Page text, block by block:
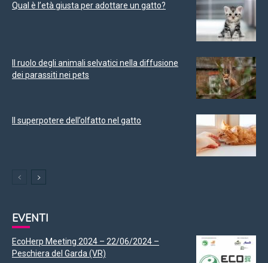
Qual è l’età giusta per adottare un gatto?
Il ruolo degli animali selvatici nella diffusione
dei parassiti nei pets
Il superpotere dell’olfatto nel gatto
EVENTI
EcoHerp Meeting 2024 – 22/06/2024 –
Peschiera del Garda (VR)